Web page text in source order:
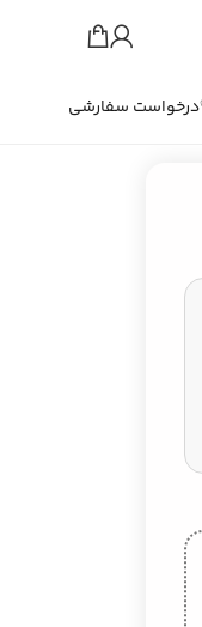
درخواست سفارشی